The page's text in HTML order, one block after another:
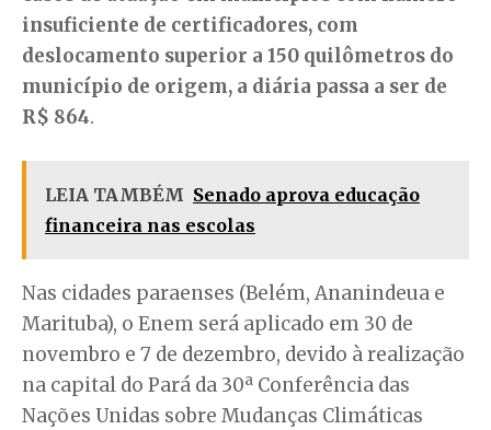
insuficiente de certificadores, com
deslocamento superior a 150 quilômetros do
município de origem, a diária passa a ser de
R$ 864.
LEIA TAMBÉM Senado aprova educação
financeira nas escolas
Nas cidades paraenses (Belém, Ananindeua e
Marituba), o Enem será aplicado em 30 de
novembro e 7 de dezembro, devido à realização
na capital do Pará da 30ª Conferência das
Nações Unidas sobre Mudanças Climáticas